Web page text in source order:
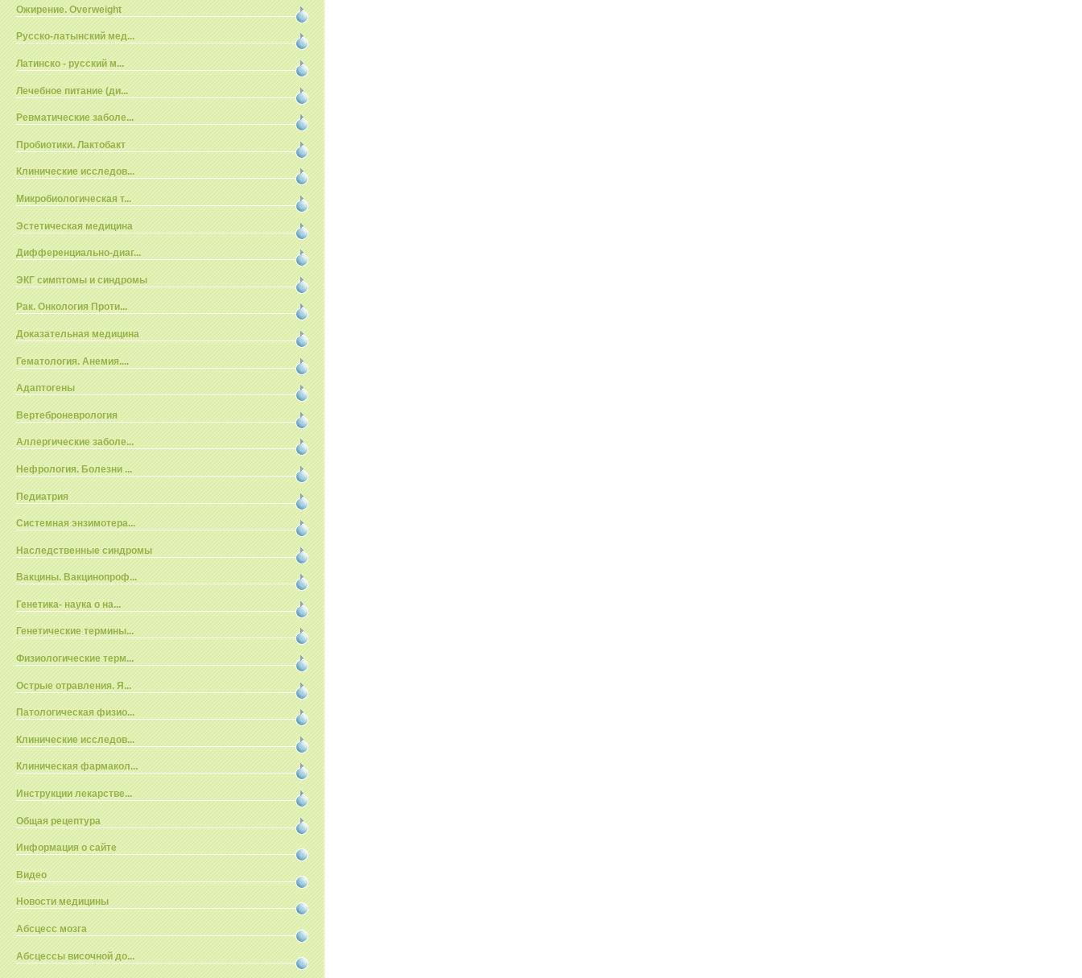
Ожирение. Overweight
Русско-латынский мед...
Латинско - русский м...
Лечебное питание (ди...
Ревматические заболе...
Пробиотики. Лактобакт
Клинические исследов...
Микробиологическая т...
Эстетическая медицина
Дифференциально-диаг...
ЭКГ симптомы и синдромы
Рак. Онкология Проти...
Доказательная медицина
Гематология. Анемия....
Адаптогены
Вертеброневрология
Аллергические заболе...
Нефрология. Болезни ...
Педиатрия
Системная энзимотера...
Наследственные синдромы
Вакцины. Вакцинопроф...
Генетика- наука о на...
Генетические термины...
Физиологические терм...
Острые отравления. Я...
Патологическая физио...
Клинические исследов...
Клиническая фармакол...
Инструкции лекарстве...
Общая рецептура
Информация о сайте
Видео
Новости медицины
Абсцесс мозга
Абсцессы височной до...